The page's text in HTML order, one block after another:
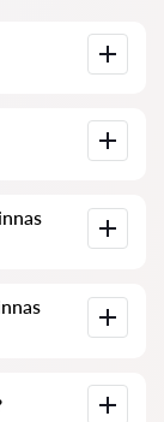
ja
sellele